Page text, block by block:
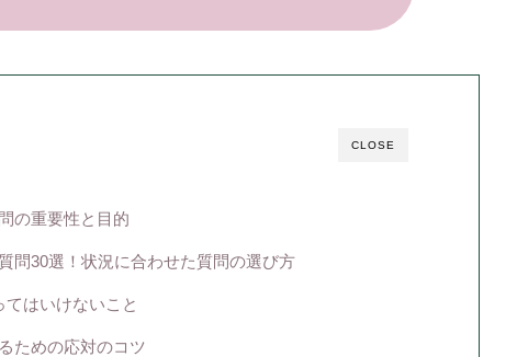
CLOSE
の重要性と目的
問30選！状況に合わせた質問の選び方
てはいけないこと
ための応対のコツ